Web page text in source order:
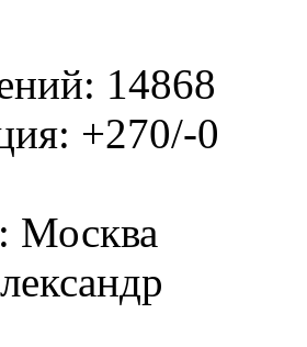
14868
+270/-0
Москва